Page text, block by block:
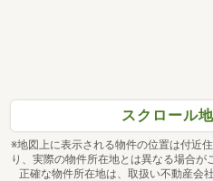
スクロール
※地図上に表示される物件の位置は付近
り、実際の物件所在地とは異なる場合が
正確な物件所在地は、取扱い不動産会